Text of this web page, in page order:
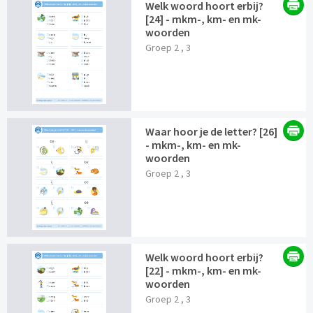
Welk woord hoort erbij?
[24] - mkm-, km- en mk-
woorden
Groep 2 , 3
Waar hoor je de letter? [26]
- mkm-, km- en mk-
woorden
Groep 2 , 3
Welk woord hoort erbij?
[22] - mkm-, km- en mk-
woorden
Groep 2 , 3